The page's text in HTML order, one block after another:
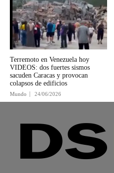
Terremoto en Venezuela hoy
VIDEOS: dos fuertes sismos
sacuden Caracas y provocan
colapsos de edificios
Mundo 24/06/2026